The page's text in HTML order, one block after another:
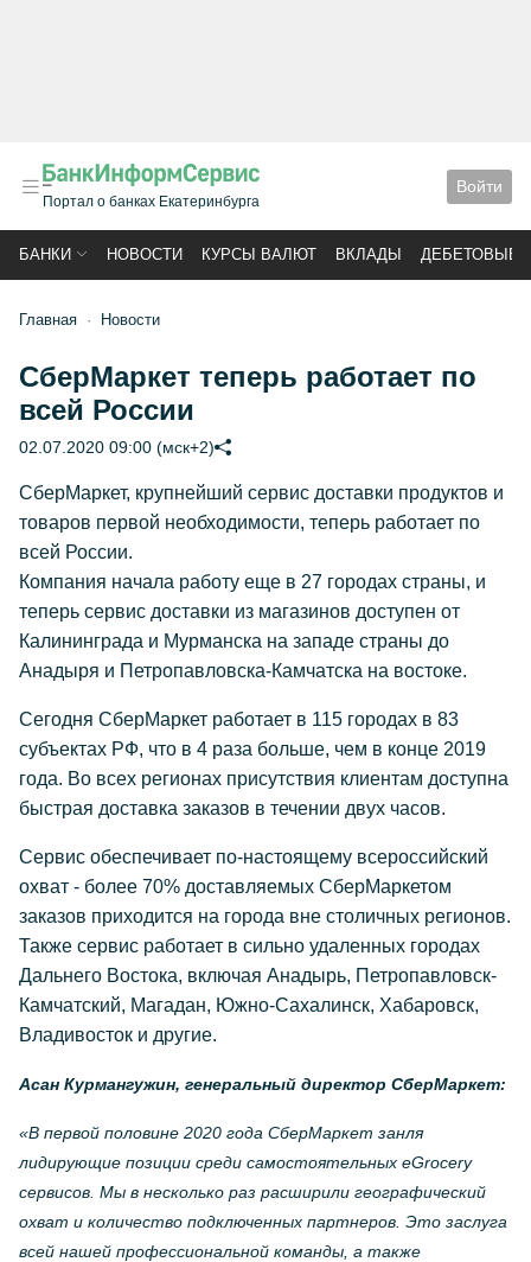
Портал о банках Екатеринбурга
Войти
БАНКИ НОВОСТИ КУРСЫ ВАЛЮТ ВКЛАДЫ ДЕБЕТОВЫЕ
Главная Новости
СберМаркет теперь работает по
всей России
02.07.2020 09:00 (мск+2)
СберМаркет, крупнейший сервис доставки продуктов и
товаров первой необходимости, теперь работает по
всей России.
Компания начала работу еще в 27 городах страны, и
теперь сервис доставки из магазинов доступен от
Калининграда и Мурманска на западе страны до
Анадыря и Петропавловска-Камчатска на востоке.
Сегодня СберМаркет работает в 115 городах в 83
субъектах РФ, что в 4 раза больше, чем в конце 2019
года. Во всех регионах присутствия клиентам доступна
быстрая доставка заказов в течении двух часов.
Сервис обеспечивает по-настоящему всероссийский
охват - более 70% доставляемых СберМаркетом
заказов приходится на города вне столичных регионов.
Также сервис работает в сильно удаленных городах
Дальнего Востока, включая Анадырь, Петропавловск-
Камчатский, Магадан, Южно-Сахалинск, Хабаровск,
Владивосток и другие.
Асан Курмангужин, генеральный директор СберМаркет:
«В первой половине 2020 года СберМаркет занля
лидирующие позиции среди самостоятельных eGrocery
сервисов. Мы в несколько раз расширили географический
охват и количество подключенных партнеров. Это заслуга
всей нашей профессиональной команды, а также